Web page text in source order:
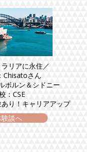
リアに永住／
Chisatoさん
ボルン＆シドニー
：CSE
り！キャリアアップ
談へ